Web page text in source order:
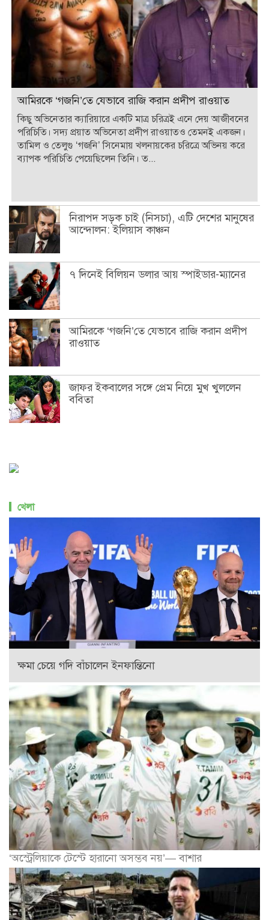
আমিরকে ‘গজনি’তে যেভাবে রাজি করান প্রদীপ রাওয়াত
কিছু অভিনেতার ক্যারিয়ারে একটি মাত্র চরিত্রই এনে দেয় আজীবনের
পরিচিতি। সদ্য প্রয়াত অভিনেতা প্রদীপ রাওয়াতও তেমনই একজন।
তামিল ও তেলুগু ‘গজনি’ সিনেমায় খলনায়কের চরিত্রে অভিনয় করে
ব্যাপক পরিচিতি পেয়েছিলেন তিনি। ত...
নিরাপদ সড়ক চাই (নিসচা), এটি দেশের মানুষের
আন্দোলন: ইলিয়াস কাঞ্চন
৭ দিনেই বিলিয়ন ডলার আয় স্পাইডার-ম্যানের
আমিরকে ‘গজনি’তে যেভাবে রাজি করান প্রদীপ
রাওয়াত
জাফর ইকবালের সঙ্গে প্রেম নিয়ে মুখ খুললেন
ববিতা
খেলা
ক্ষমা চেয়ে গদি বাঁচালেন ইনফান্তিনো
‘অস্ট্রেলিয়াকে টেস্টে হারানো অসম্ভব নয়’— বাশার